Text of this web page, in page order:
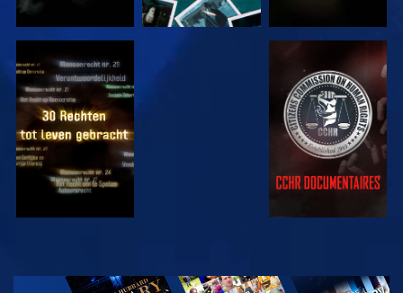
KIJK KIJK
KIJK
VERKEN DE